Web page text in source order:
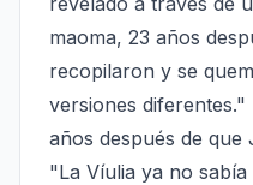
maoma, 23 años
recopilaron y se
versiones
años después de que
"La Víulia ya no